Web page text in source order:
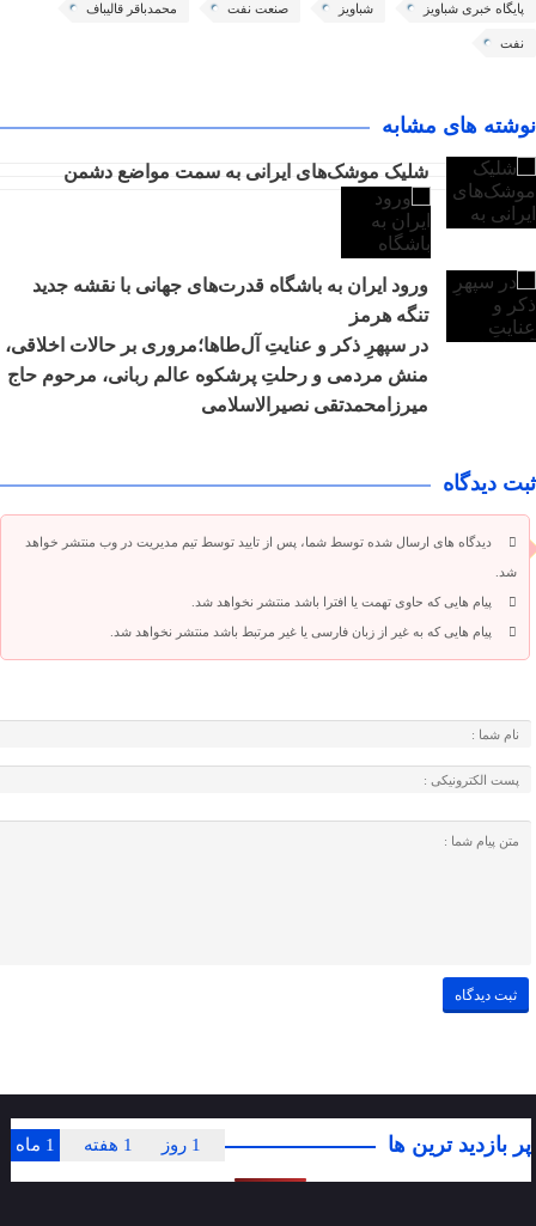
پایگاه خبری شباویز شباویز صنعت نفت محمدباقر قالیباف
نفت
نوشته های مشابه
شلیک موشک‌های ایرانی به سمت مواضع دشمن
ورود ایران به باشگاه قدرت‌های جهانی با نقشه جدید
تنگه هرمز
در سپهرِ ذکر و عنایتِ آل‌طاها؛مروری بر حالات اخلاقی،
منش مردمی و رحلتِ پرشکوه عالم ربانی، مرحوم حاج
میرزامحمدتقی نصیرالاسلامی
ثبت دیدگاه
دیدگاه های ارسال شده توسط شما، پس از تایید توسط تیم مدیریت در وب منتشر خواهد
شد.
پیام هایی که حاوی تهمت یا افترا باشد منتشر نخواهد شد.
پیام هایی که به غیر از زبان فارسی یا غیر مرتبط باشد منتشر نخواهد شد.
پر بازدید ترین ها 1 ماه 1 هفته 1 روز